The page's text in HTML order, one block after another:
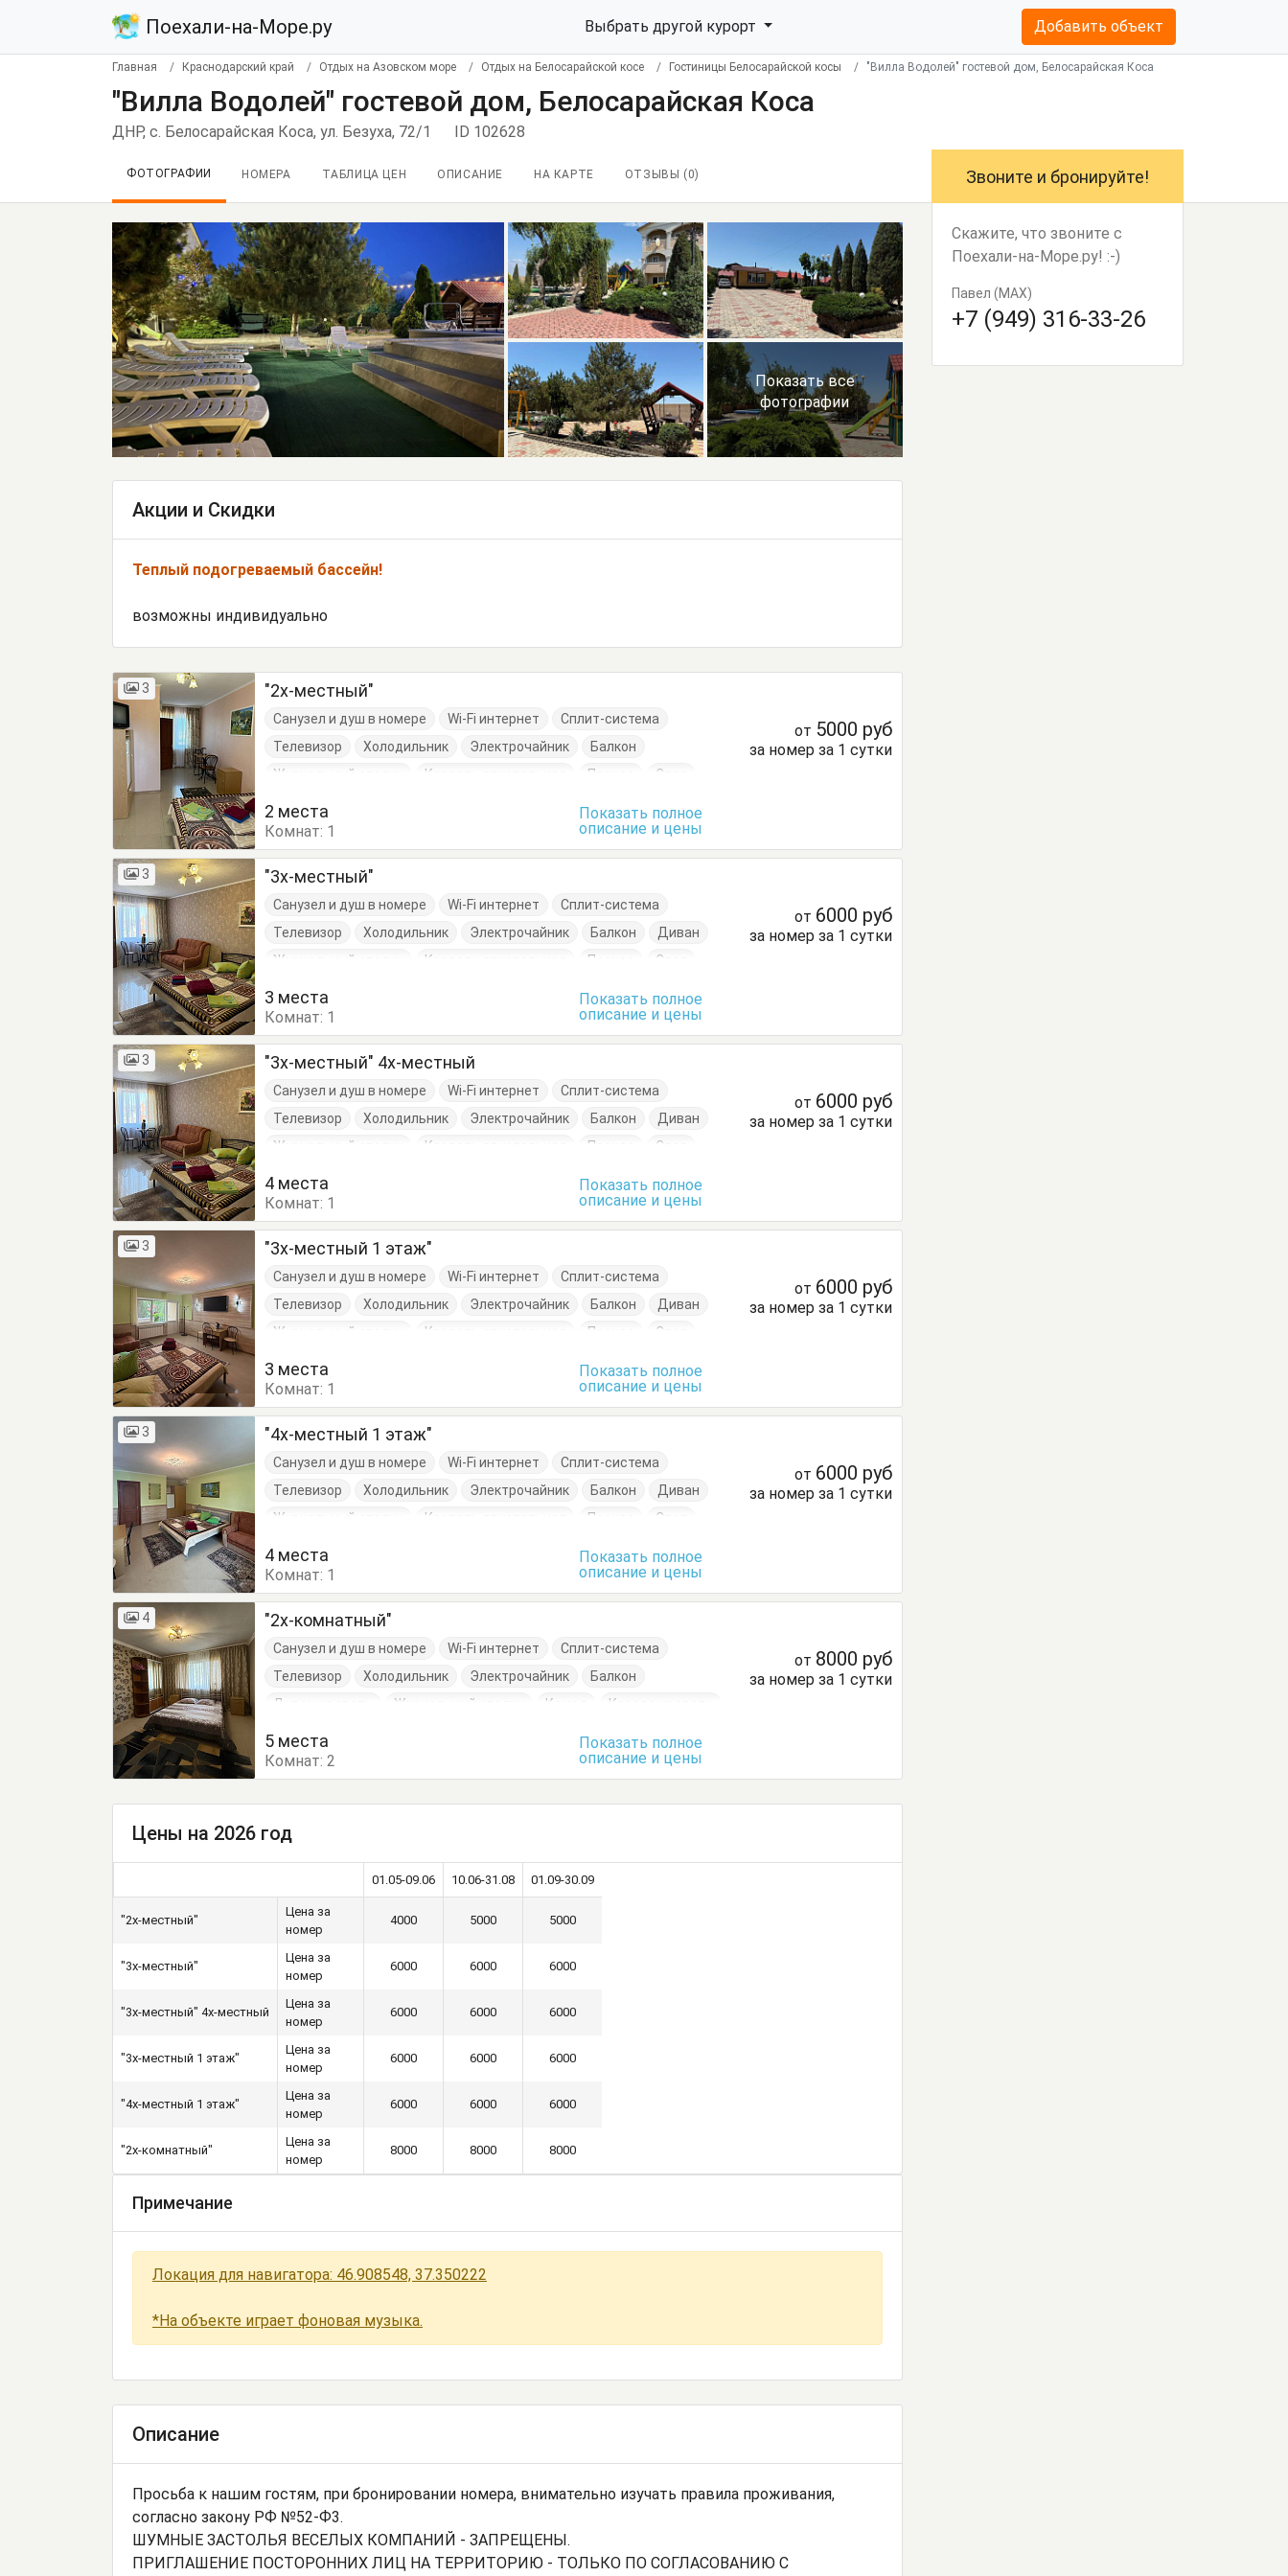
Поехали-на-Море.ру Выбрать другой курорт Добавить объект
Главная Краснодарский край Отдых на Азовском море Отдых на Белосарайской косе Гостиницы Белосарайской косы "Вилла Водолей" гостевой дом, Белосарайская Коса
"Вилла Водолей" гостевой дом, Белосарайская Коса
ДНР, с. Белосарайская Коса, ул. Безуха, 72/1 ID 102628
ФОТОГРАФИИ НОМЕРА ТАБЛИЦА ЦЕН ОПИСАНИЕ НА КАРТЕ ОТЗЫВЫ ( 0)
Показать все
фотографии
Акции и Скидки
Теплый подогреваемый бассейн!
возможны индивидуально
3 "2х-местный"
Санузел и душ в номере Wi-Fi интернет
Сплит-система
Телевизор
Холодильник Электрочайник
Балкон
Журнальный столик
Кровать двуспальная Посуда
Стол
от 5000 руб
за номер за 1 сутки
2 места
Комнат: 1
Показать полное
описание и цены
3 "3х-местный"
Санузел и душ в номере Wi-Fi интернет
Сплит-система
Телевизор
Холодильник Электрочайник Балкон
Диван
Журнальный столик
Кровать двуспальная Посуда
Стол
от 6000 руб
за номер за 1 сутки
3 места
Комнат: 1
Показать полное
описание и цены
3 "3х-местный" 4х-местный
Санузел и душ в номере Wi-Fi интернет
Сплит-система
Телевизор
Холодильник Электрочайник Балкон
Диван
Журнальный столик
Кровать двуспальная Посуда
Стол
от 6000 руб
за номер за 1 сутки
4 места
Комнат: 1
Показать полное
описание и цены
3 "3х-местный 1 этаж"
Санузел и душ в номере Wi-Fi интернет
Сплит-система
Телевизор
Холодильник Электрочайник Балкон
Диван
Журнальный столик
Кровать двуспальная Посуда
Стол
от 6000 руб
за номер за 1 сутки
3 места
Комнат: 1
Показать полное
описание и цены
3 "4х-местный 1 этаж"
Санузел и душ в номере Wi-Fi интернет
Сплит-система
Телевизор
Холодильник Электрочайник Балкон
Диван
Журнальный столик
Кровать двуспальная Посуда
Стол
от 6000 руб
за номер за 1 сутки
4 места
Комнат: 1
Показать полное
описание и цены
4 "2х-комнатный"
Санузел и душ в номере Wi-Fi интернет
Сплит-система
Телевизор
Холодильник Электрочайник
Балкон
Диван-кровать
Журнальный столик Комод
Кресло-кровать
Кровать двуспальная
Туалетный столик
от 8000 руб
за номер за 1 сутки
5 места
Комнат:2
Показать полное
описание и цены
Цены на 2026 год
01.05-09.06 10.06-31.08 01.09-30.09
"2х-местный"
Цена за
номер
4000 5000 5000
"3х-местный"
Цена за
номер
6000 6000 6000
"3х-местный" 4х-местный
Цена за
номер
6000 6000 6000
"3х-местный 1 этаж"
Цена за
номер
6000 6000 6000
"4х-местный 1 этаж"
Цена за
номер
6000 6000 6000
"2х-комнатный"
Цена за
номер
8000 8000 8000
Примечание
Локация для навигатора: 46.908548, 37.350222
*На объекте играет фоновая музыка.
Описание
Просьба к нашим гостям, при бронировании номера, внимательно изучать правила проживания,
согласно закону РФ №52-Ф3.
ШУМНЫЕ ЗАСТОЛЬЯ ВЕСЕЛЫХ КОМПАНИЙ - ЗАПРЕЩЕНЫ.
ПРИГЛАШЕНИЕ ПОСТОРОННИХ ЛИЦ НА ТЕРРИТОРИЮ - ТОЛЬКО ПО СОГЛАСОВАНИЮ С
Звоните и бронируйте!
Скажите, что звоните с
Поехали-на-Море.ру! :-)
Павел (MAX)
+7 (949) 316-33-26